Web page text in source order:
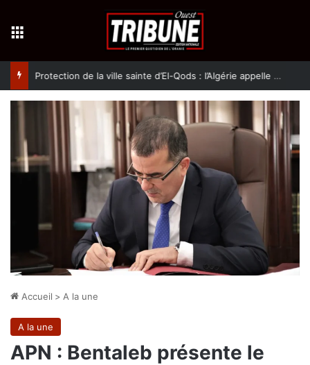
Protection de la ville sainte d’El-Qods : l’Algérie appelle à une action collective
Accueil > A la une
A la une
APN : Bentaleb présente le